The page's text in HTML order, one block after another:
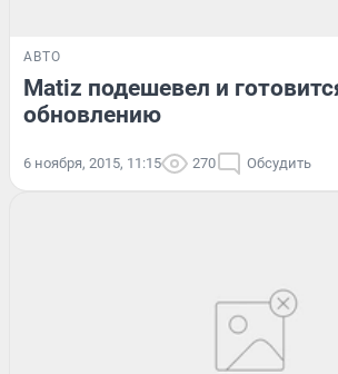
АВТО
Matiz подешевел и
обновлению
6 ноября, 2015, 11:15 270 Обсудить